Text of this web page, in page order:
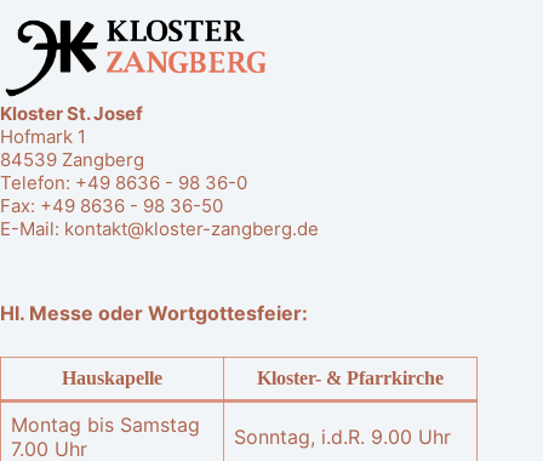
Kloster St. Josef
Hofmark 1
84539 Zangberg
Telefon: +49 8636 - 98 36-0
Fax: +49 8636 - 98 36-50
E-Mail: kontakt@kloster-zangberg.de
Hl. Messe oder Wortgottesfeier:
Hauskapelle Kloster- & Pfarrkirche
Montag bis Samstag
7.00 Uhr
Sonntag, i.d.R. 9.00 Uhr